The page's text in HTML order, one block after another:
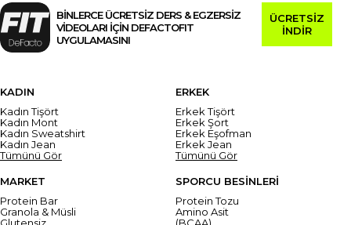
BİNLERCE ÜCRETSİZ DERS & EGZERSİZ
VİDEOLARI İÇİN DEFACTOFIT
UYGULAMASINI
ÜCRETSİZ
İNDİR
KADIN
Kadın Tişört
Kadın Mont
Kadın Sweatshirt
Kadın Jean
Tümünü Gör
ERKEK
Erkek Tişört
Erkek Şort
Erkek Eşofman
Erkek Jean
Tümünü Gör
MARKET
Protein Bar
Granola & Müsli
Glutensiz
SPORCU BESİNLERİ
Protein Tozu
Amino Asit
(BCAA)